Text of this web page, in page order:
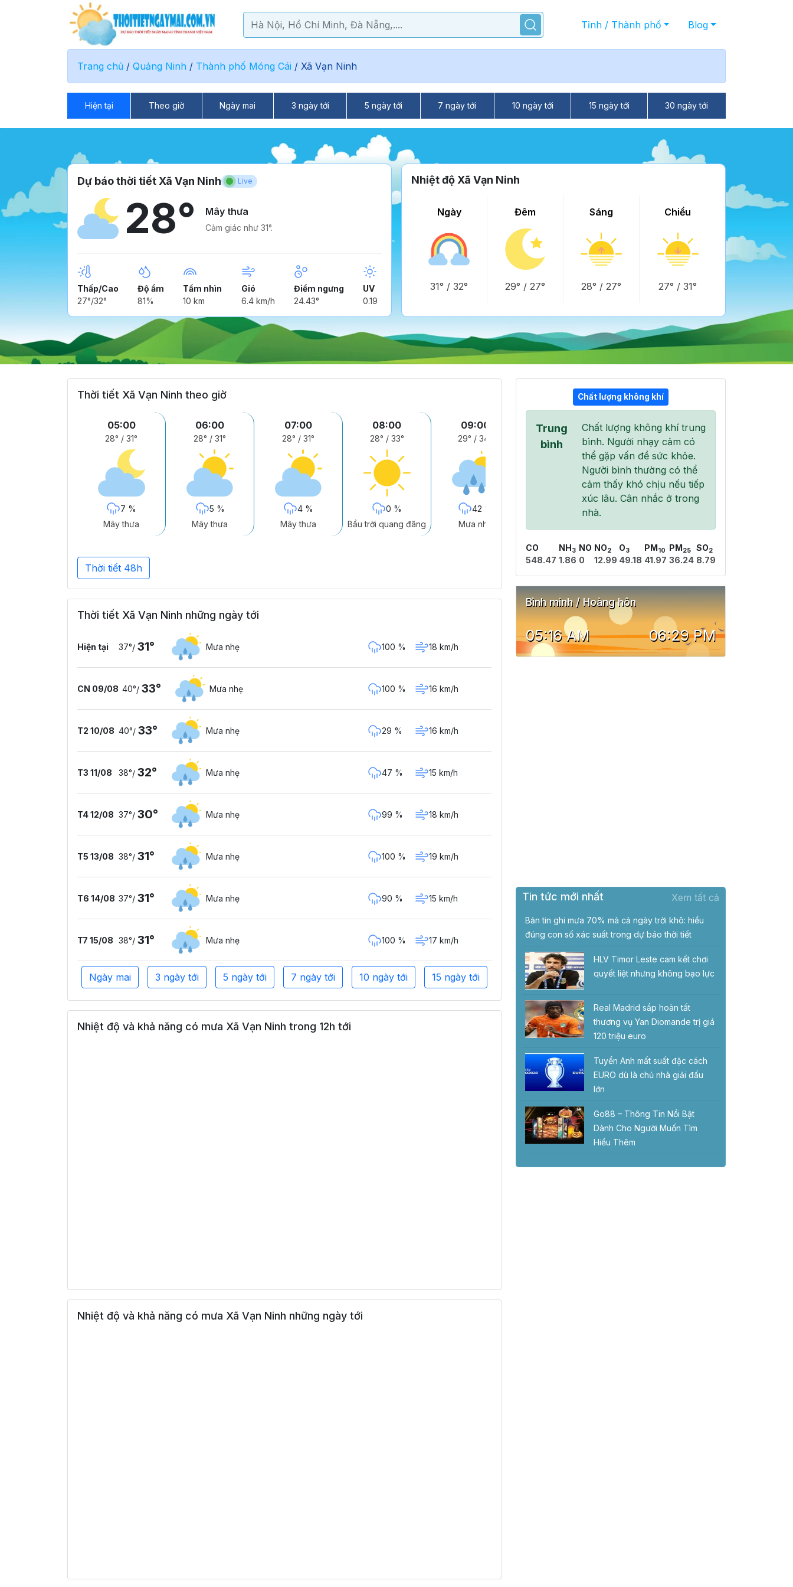
Tỉnh / Thành phố Blog
Trang chủ / Quảng Ninh / Thành phố Móng Cái / Xã Vạn Ninh
Hiện tại Theo giờ Ngày mai 3 ngày tới 5 ngày tới 7 ngày tới 10 ngày tới 15 ngày tới 30 ngày tới
Dự báo thời tiết Xã Vạn Ninh Live
28° Mây thưa
Cảm giác như 31°.
Thấp/Cao
27°/32°
Độ ẩm
81%
Tầm nhìn
10 km
Gió
6.4 km/h
Điểm ngưng
24.43°
UV
0.19
Nhiệt độ Xã Vạn Ninh
Ngày
31° / 32°
Đêm
29° / 27°
Sáng
28° / 27°
Chiều
27° / 31°
Thời tiết Xã Vạn Ninh theo giờ
05:00
28° / 31°
7 %
Mây thưa
06:00
28° / 31°
5 %
Mây thưa
07:00
28° / 31°
4 %
Mây thưa
08:00
28° / 33°
0 %
Bầu trời quang đãng
09:00
29° / 34°
42 %
Mưa nhẹ
10:00
30°
11:00
31°/37°
Thời tiết 48h
Thời tiết Xã Vạn Ninh những ngày tới
Hiện tại 37°/ 31° Mưa nhẹ 100 % 18 km/h
CN 09/08 40°/ 33° Mưa nhẹ 100 % 16 km/h
T2 10/08 40°/ 33° Mưa nhẹ 29 % 16 km/h
T3 11/08 38°/ 32° Mưa nhẹ 47 % 15 km/h
T4 12/08 37°/ 30° Mưa nhẹ 99 % 18 km/h
T5 13/08 38°/ 31° Mưa nhẹ 100 % 19 km/h
T6 14/08 37°/ 31° Mưa nhẹ 90 % 15 km/h
T7 15/08 38°/ 31° Mưa nhẹ 100 % 17 km/h
Ngày mai 3 ngày tới 5 ngày tới 7 ngày tới 10 ngày tới 15 ngày tới
Nhiệt độ và khả năng có mưa Xã Vạn Ninh trong 12h tới
Nhiệt độ và khả năng có mưa Xã Vạn Ninh những ngày tới
Chất lượng không khí
Trung
bình
Chất lượng không khí trung
bình. Người nhạy cảm có
thể gặp vấn đề sức khỏe.
Người bình thường có thể
cảm thấy khó chịu nếu tiếp
xúc lâu. Cân nhắc ở trong
nhà.
CO
548.47
NH 3
1.86
NO
0
NO2
12.99
O3
49.18
PM 10
41.97
PM 25
36.24
SO2
8.79
Bình minh / Hoàng hôn
05:16 AM 06:29 PM
Tin tức mới nhất Xem tất cả
Bản tin ghi mưa 70% mà cả ngày trời khô: hiểu
đúng con số xác suất trong dự báo thời tiết
HLV Timor Leste cam kết chơi
quyết liệt nhưng không bạo lực
Real Madrid sắp hoàn tất
thương vụ Yan Diomande trị giá
120 triệu euro
Tuyển Anh mất suất đặc cách
EURO dù là chủ nhà giải đấu
lớn
Go88 – Thông Tin Nổi Bật
Dành Cho Người Muốn Tìm
Hiểu Thêm